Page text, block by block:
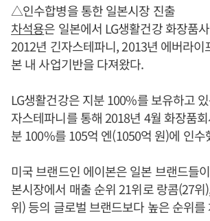
△인수합병을 통한 일본시장 진출
차석용은 일본에서 LG생활건강 화장품
2012년 긴자스테파니, 2013년 에버라이
본 내 사업기반을 다져왔다.
LG생활건강은 지분 100%를 보유하고
자스테파니를 통해 2018년 4월 화장품
분 100%를 105억 엔(1050억 원)에 인수
미국 브랜드인 에이본은 일본 브랜드들
본시장에서 매출 순위 21위로 랑콤(27
위) 등의 글로벌 브랜드보다 높은 순위